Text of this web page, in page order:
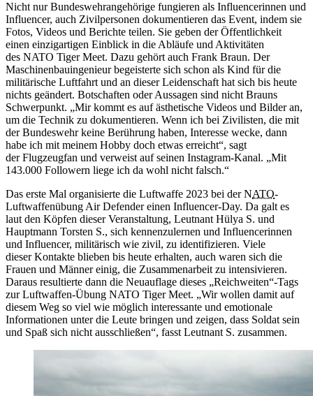
Nicht nurBundeswehrangehörige fungieren als Influencerinnen und
Influencer, auch Zivilpersonen dokumentieren das Event, indem sie
Fotos, Videos und Berichte teilen. Sie geben der Öffentlichkeit
einen einzigartigen Einblick in die Abläufe und Aktivitäten
des NATO Tiger Meet. Dazu gehört auch Frank Braun. Der
Maschinenbauingenieur begeisterte sich schon als Kind für die
militärische Luftfahrt und an dieser Leidenschaft hat sich bis heute
nichts geändert. Botschaften oder Aussagen sind nicht Brauns
Schwerpunkt. „Mir kommt es auf ästhetische Videos und Bilder an,
um die Technik zu dokumentieren. Wenn ich bei Zivilisten, die mit
der Bundeswehr keine Berührung haben, Interesse wecke, dann
habe ich mit meinem Hobby doch etwas erreicht“, sagt
der Flugzeugfan und verweist auf seinen Instagram-Kanal. „Mit
143.000 Followern liege ich da wohl nicht falsch.“
Das erste Mal organisierte die Luftwaffe 2023 bei der NATO-
Luftwaffenübung Air Defender einen Influencer-Day. Da galt es
laut den Köpfen dieser Veranstaltung, Leutnant Hülya S. und
Hauptmann Torsten S., sich kennenzulernen und Influencerinnen
und Influencer, militärisch wie zivil, zu identifizieren. Viele
dieser Kontakte blieben bis heute erhalten, auch waren sich die
Frauen und Männer einig, die Zusammenarbeit zu intensivieren.
Daraus resultierte dann die Neuauflage dieses „Reichweiten“-Tags
zur Luftwaffen-Übung NATO Tiger Meet. „Wir wollen damit auf
diesem Weg so viel wie möglich interessante und emotionale
Informationen unter die Leute bringen und zeigen, dass Soldat sein
und Spaß sich nicht ausschließen“, fasst Leutnant S. zusammen.